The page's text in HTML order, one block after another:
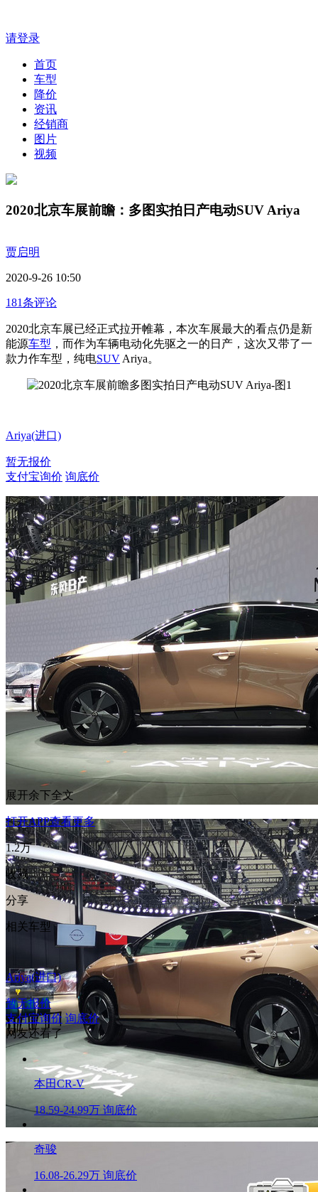
请登录
首页
车型
降价
资讯
经销商
图片
视频
2020北京车展前瞻：多图实拍日产电动SUV Ariya
贾启明
2020-9-26 10:50
181条评论
2020北京车展已经正式拉开帷幕，本次车展最大的看点仍是新
能源车型 ，而作为车辆电动化先驱之一的日产，这次又带了一
款力作车型，纯电SUVAriya。
Ariya(进口)
暂无报价
支付宝询价 询底价
展开余下全文
打开APP查看更多
1.2万
收藏
分享
相关车型
Ariya(进口)
暂无报价
支付宝询价 询底价
网友还看了
本田CR-V
18.59-24.99万 询底价
奇骏
16.08-26.29万 询底价